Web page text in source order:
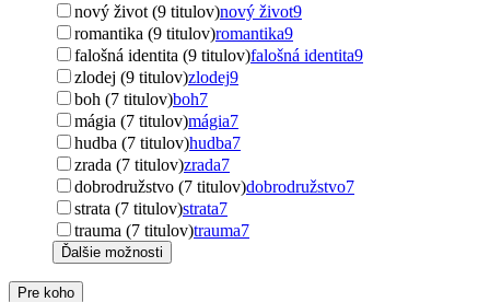
nový život (9 titulov)nový život9
romantika (9 titulov)romantika9
falošná identita (9 titulov)falošná identita9
zlodej (9 titulov)zlodej9
boh (7 titulov)boh7
mágia (7 titulov)mágia7
hudba (7 titulov)hudba7
zrada (7 titulov)zrada7
dobrodružstvo (7 titulov)dobrodružstvo7
strata (7 titulov)strata7
trauma (7 titulov)trauma7
Ďalšie možnosti
Pre koho